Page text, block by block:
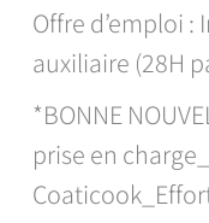
Offre d’emploi
auxiliaire (28H
*BONNE
prise en